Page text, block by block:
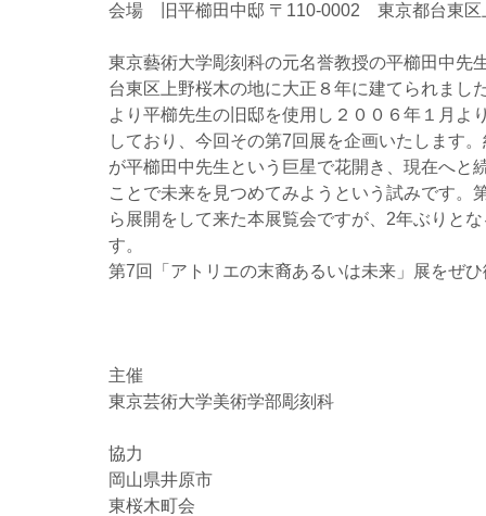
会場　旧平櫛田中邸 〒110-0002　東京都台東
東京藝術大学彫刻科の元名誉教授の平櫛田中先
台東区上野桜木の地に大正８年に建てられまし
より平櫛先生の旧邸を使用し２００６年１月よ
しており、今回その第7回展を企画いたします
が平櫛田中先生という巨星で花開き、現在へと
ことで未来を見つめてみようという試みです。
ら展開をして来た本展覧会ですが、2年ぶりと
す。
第7回「アトリエの末裔あるいは未来」展をぜ
主催
東京芸術大学美術学部彫刻科
協力
岡山県井原市
東桜木町会